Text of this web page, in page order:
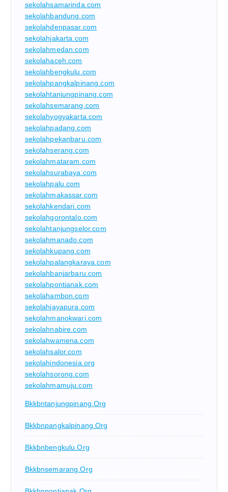
sekolahsamarinda.com
sekolahbandung.com
sekolahdenpasar.com
sekolahjakarta.com
sekolahmedan.com
sekolahaceh.com
sekolahbengkulu.com
sekolahpangkalpinang.com
sekolahtanjungpinang.com
sekolahsemarang.com
sekolahyogyakarta.com
sekolahpadang.com
sekolahpekanbaru.com
sekolahserang.com
sekolahmataram.com
sekolahsurabaya.com
sekolahpalu.com
sekolahmakassar.com
sekolahkendari.com
sekolahgorontalo.com
sekolahtanjungselor.com
sekolahmanado.com
sekolahkupang.com
sekolahpalangkaraya.com
sekolahbanjarbaru.com
sekolahpontianak.com
sekolahambon.com
sekolahjayapura.com
sekolahmanokwari.com
sekolahnabire.com
sekolahwamena.com
sekolahsalor.com
sekolahindonesia.org
sekolahsorong.com
sekolahmamuju.com
Bkkbntanjungpinang.org
Bkkbnpangkalpinang.org
Bkkbnbengkulu.org
Bkkbnsemarang.org